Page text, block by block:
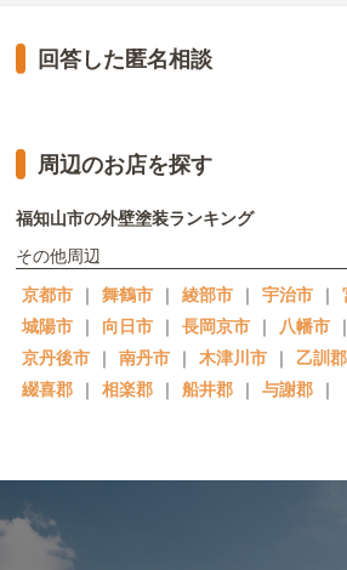
回答した匿名相談
周辺のお店を探す
福知山市の外壁塗装ランキング
その他周辺
京都市 ｜ 舞鶴市 ｜ 綾部市 ｜ 宇治市 ｜
城陽市 ｜ 向日市 ｜ 長岡京市 ｜ 八幡市 ｜
京丹後市 ｜ 南丹市 ｜ 木津川市 ｜ 乙訓郡
綴喜郡 ｜ 相楽郡 ｜ 船井郡 ｜ 与謝郡 ｜